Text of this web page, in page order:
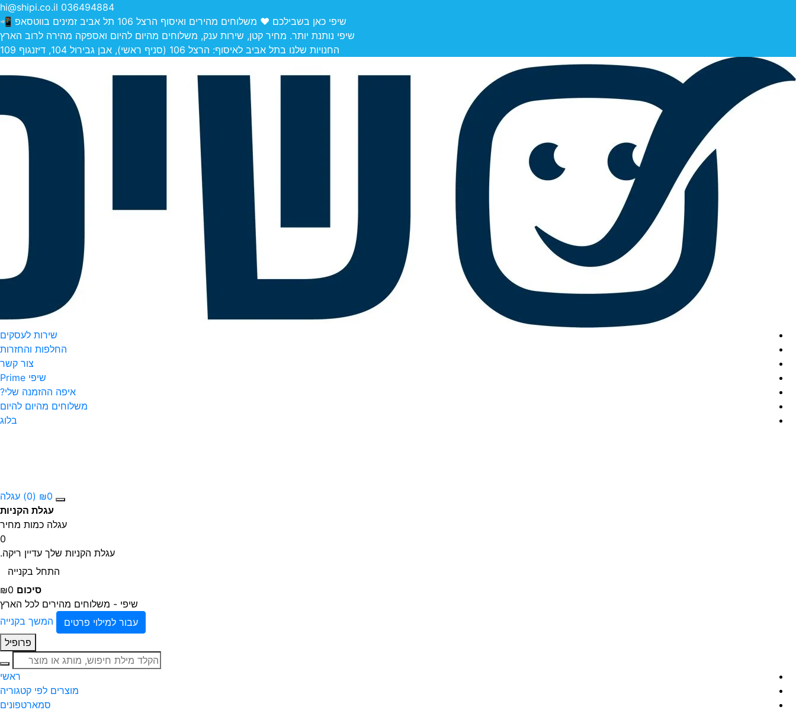
036494884
hi@shipi.co.il
שיפי כאן בשבילכם ❤️ משלוחים מהירים ואיסוף הרצל 106 תל אביב זמינים בווטסאפ 📲
שיפי נותנת יותר. מחיר קטן, שירות ענק, משלוחים מהיום להיום ואספקה מהירה לרוב הארץ
החנויות שלנו בתל אביב לאיסוף: הרצל 106 (סניף ראשי), אבן גבירול 104, דיזנגוף 109
שירות לעסקים
החלפות והחזרות
צור קשר
שיפי Prime
איפה ההזמנה שלי?
משלוחים מהיום להיום
בלוג
₪0
(0)
עגלה
עגלת הקניות
עגלה כמות מחיר
0
עגלת הקניות שלך עדיין ריקה.
התחל בקנייה
סיכום ₪0
שיפי - משלוחים מהירים לכל הארץ
עבור למילוי פרטים
המשך בקנייה
פרופיל
חיפוש
ראשי
מוצרים לפי קטגוריה
סמארטפונים